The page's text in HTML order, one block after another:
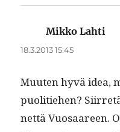
Mikko Lahti
18.3.2013 15:45
Muuten hyvä idea,
puoli­tiehen?
net­tä Vuosaa­reen.